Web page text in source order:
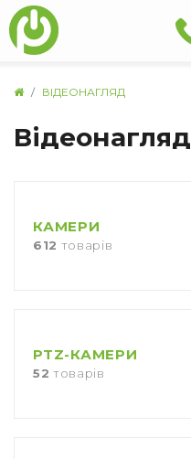
ВІДЕОНАГЛЯД
Відеонагляд
КАМЕРИ
612 товарів
PTZ-КАМЕРИ
52 товарів